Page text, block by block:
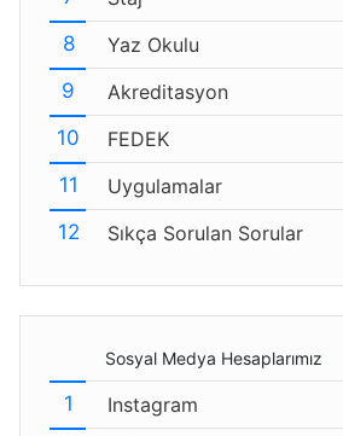
Yaz Okulu
Akreditasyon
FEDEK
Uygulamalar
Sıkça Sorulan Sorular
Sosyal Medya Hesaplarımız
Instagram